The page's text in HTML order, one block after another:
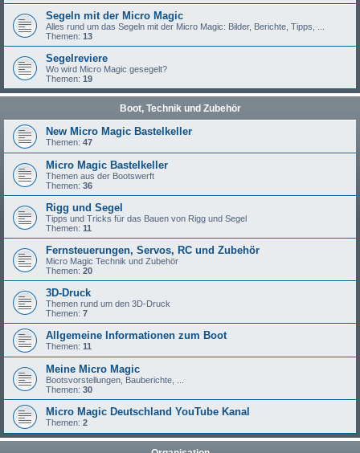
Segeln mit der Micro Magic
Alles rund um das Segeln mit der Micro Magic: Bilder, Berichte, Tipps, ...
Themen: 13
Segelreviere
Wo wird Micro Magic gesegelt?
Themen: 19
Boot, Technik und Zubehör
New Micro Magic Bastelkeller
Themen: 47
Micro Magic Bastelkeller
Themen aus der Bootswerft
Themen: 36
Rigg und Segel
Tipps und Tricks für das Bauen von Rigg und Segel
Themen: 11
Fernsteuerungen, Servos, RC und Zubehör
Micro Magic Technik und Zubehör
Themen: 20
3D-Druck
Themen rund um den 3D-Druck
Themen: 7
Allgemeine Informationen zum Boot
Themen: 11
Meine Micro Magic
Bootsvorstellungen, Bauberichte, ...
Themen: 30
Micro Magic Deutschland YouTube Kanal
Themen: 2